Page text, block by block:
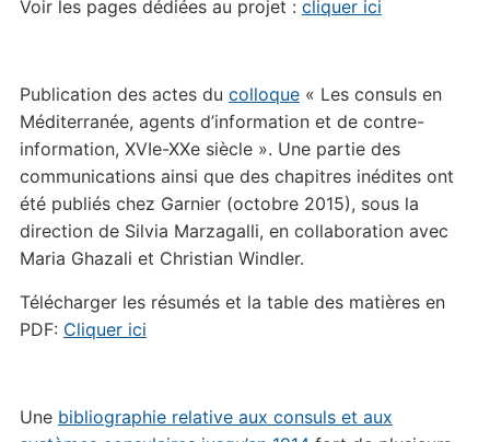
Voir les pages dédiées au projet : cliquer ici
Publication des actes du colloque« Les consuls en
Méditerranée, agents d’information et de contre-
information, XVIe-XXe siècle ». Une partie des
communications ainsi que des chapitres inédites ont
été publiés chez Garnier (octobre 2015), sous la
direction de Silvia Marzagalli, en collaboration avec
Maria Ghazali et Christian Windler.
Télécharger les résumés et la table des matières en
PDF: Cliquer ici
Une bibliographie relative aux consuls et aux